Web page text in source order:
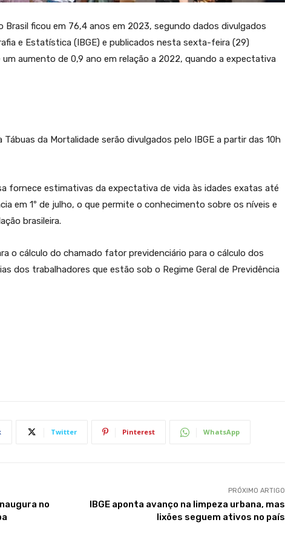
Brasil ficou em 76,4 anos em 2023, segundo dados divulgados
e Estatística (IBGE) e publicados nesta sexta-feira (29)
um aumento de 0,9 ano em relação a 2022, quando a expectativa
da Mortalidade serão divulgados pelo IBGE a partir das 10h
fornece estimativas da expectativa de vida às idades exatas até
em 1º de julho, o que permite o conhecimento sobre os níveis e
brasileira.
o cálculo do chamado fator previdenciário para o cálculo dos
dos trabalhadores que estão sob o Regime Geral de Previdência
Twitter Pinterest WhatsApp
no
PRÓXIMO ARTIGO
IBGE aponta avanço na limpeza urbana, mas
lixões seguem ativos no país